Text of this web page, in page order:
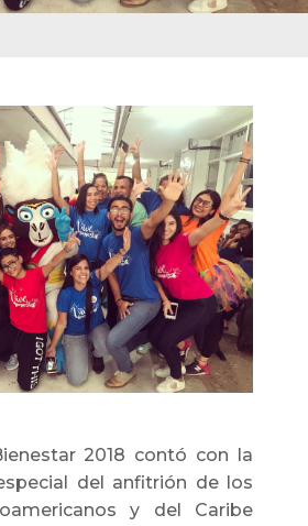
2018 contó con la
del anfitrión de los
y del Caribe